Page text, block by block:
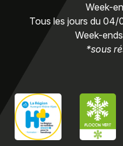
Week-
Tous les jours du
Week-
*sous